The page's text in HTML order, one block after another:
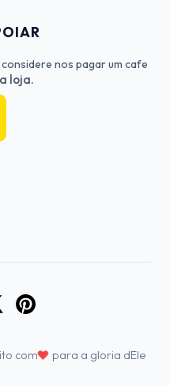
nos pagar um cafe
loja.
YouTube
to CodeInFaith's Twitter
Go to CodeInFaith's
com♥ para a gloria dEle